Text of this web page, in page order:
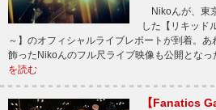
Nikoんが、東
した【リキッド
～】のオフィシャルライブレポートが到着。
飾ったNikoんのフル尺ライブ映像も公開とな
を読む
【Fanatics